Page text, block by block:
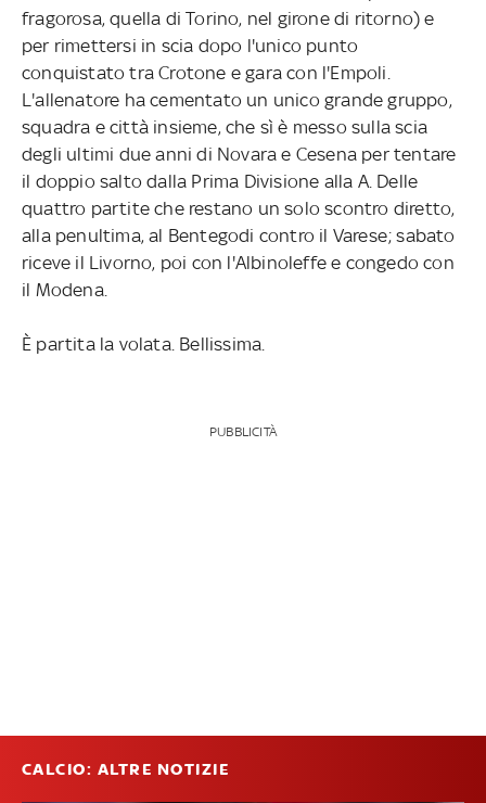
fragorosa, quella di Torino, nel girone di ritorno) e
per rimettersi in scia dopo l'unico punto
conquistato tra Crotone e gara con l'Empoli.
L'allenatore ha cementato un unico grande gruppo,
squadra e città insieme, che sì è messo sulla scia
degli ultimi due anni di Novara e Cesena per tentare
il doppio salto dalla Prima Divisione alla A. Delle
quattro partite che restano un solo scontro diretto,
alla penultima, al Bentegodi contro il Varese; sabato
riceve il Livorno, poi con l'Albinoleffe e congedo con
il Modena.
È partita la volata. Bellissima.
PUBBLICITÀ
CALCIO: ALTRE NOTIZIE